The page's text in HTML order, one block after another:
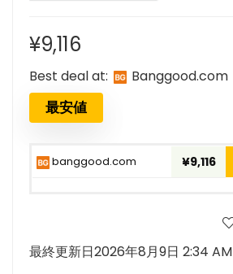
¥9,116
Best deal at: banggood.com
最安値
banggood.com ¥9,116
最終更新日2026年8月9日 2:34 AM